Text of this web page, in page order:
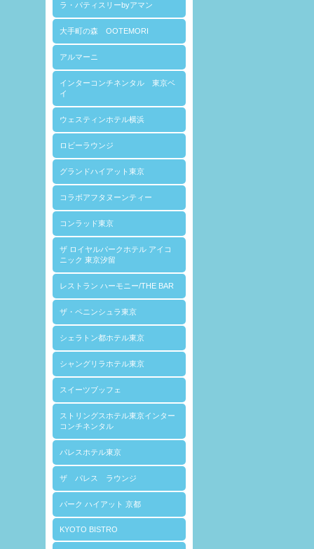
ラ・パティスリーbyアマン
大手町の森 OOTEMORI
アルマーニ
インターコンチネンタル 東京ベ
イ
ウェスティンホテル横浜
ロビーラウンジ
グランドハイアット東京
コラボアフタヌーンティー
コンラッド東京
ザ ロイヤルパークホテル アイコ
ニック 東京汐留
レストラン ハーモニー/THE BAR
ザ・ペニンシュラ東京
シェラトン都ホテル東京
シャングリラホテル東京
スイーツブッフェ
ストリングスホテル東京インター
コンチネンタル
パレスホテル東京
ザ パレス ラウンジ
パーク ハイアット 京都
KYOTO BISTRO